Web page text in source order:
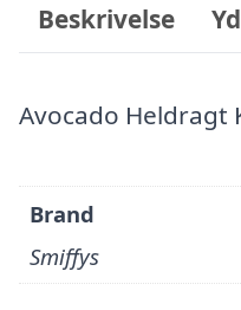
Beskrivelse
Avocado Heldragt
Brand
Smiffys